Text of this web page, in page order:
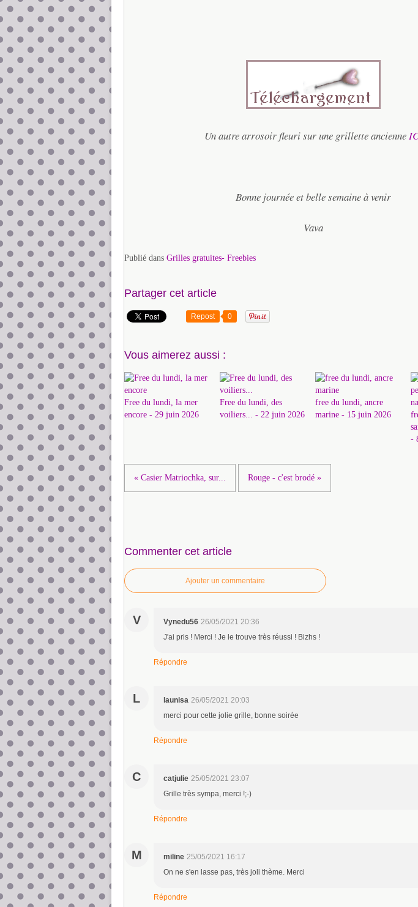
Un autre arrosoir fleuri sur une grillette ancienne
Bonne journée et belle semaine à venir
Vava
Publié dans Grilles gratuites- Freebies
Partager cet article
Repost 0
Vous aimerez aussi :
Free du lundi, la mer
encore - 29 juin 2026
Free du lundi, des
voiliers... - 22 juin 2026
free du lundi, ancre
marine - 15 juin 2026
-
« Casier Matriochka, sur... Rouge - c'est brodé »
Commenter cet article
Ajouter un commentaire
V Vynedu56 26/05/2021 20:36
J'ai pris ! Merci ! Je le trouve très réussi ! Bizhs !
Répondre
L launisa 26/05/2021 20:03
merci pour cette jolie grille, bonne soirée
Répondre
C catjulie 25/05/2021 23:07
Grille très sympa, merci !;-)
Répondre
M miline 25/05/2021 16:17
On ne s'en lasse pas, très joli thème. Merci
Répondre